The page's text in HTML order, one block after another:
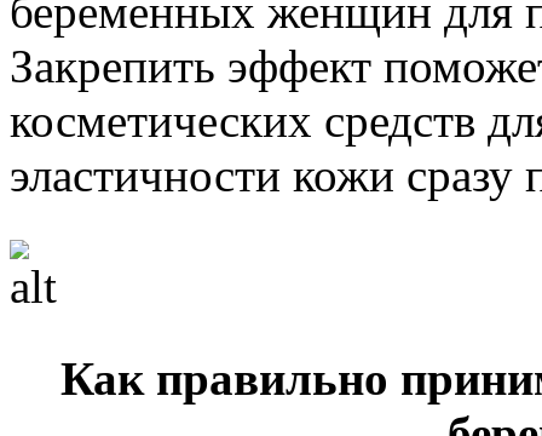
беременных женщин для
Закрепить эффект
косметических средств
эластичности кожи сразу
Как правильно